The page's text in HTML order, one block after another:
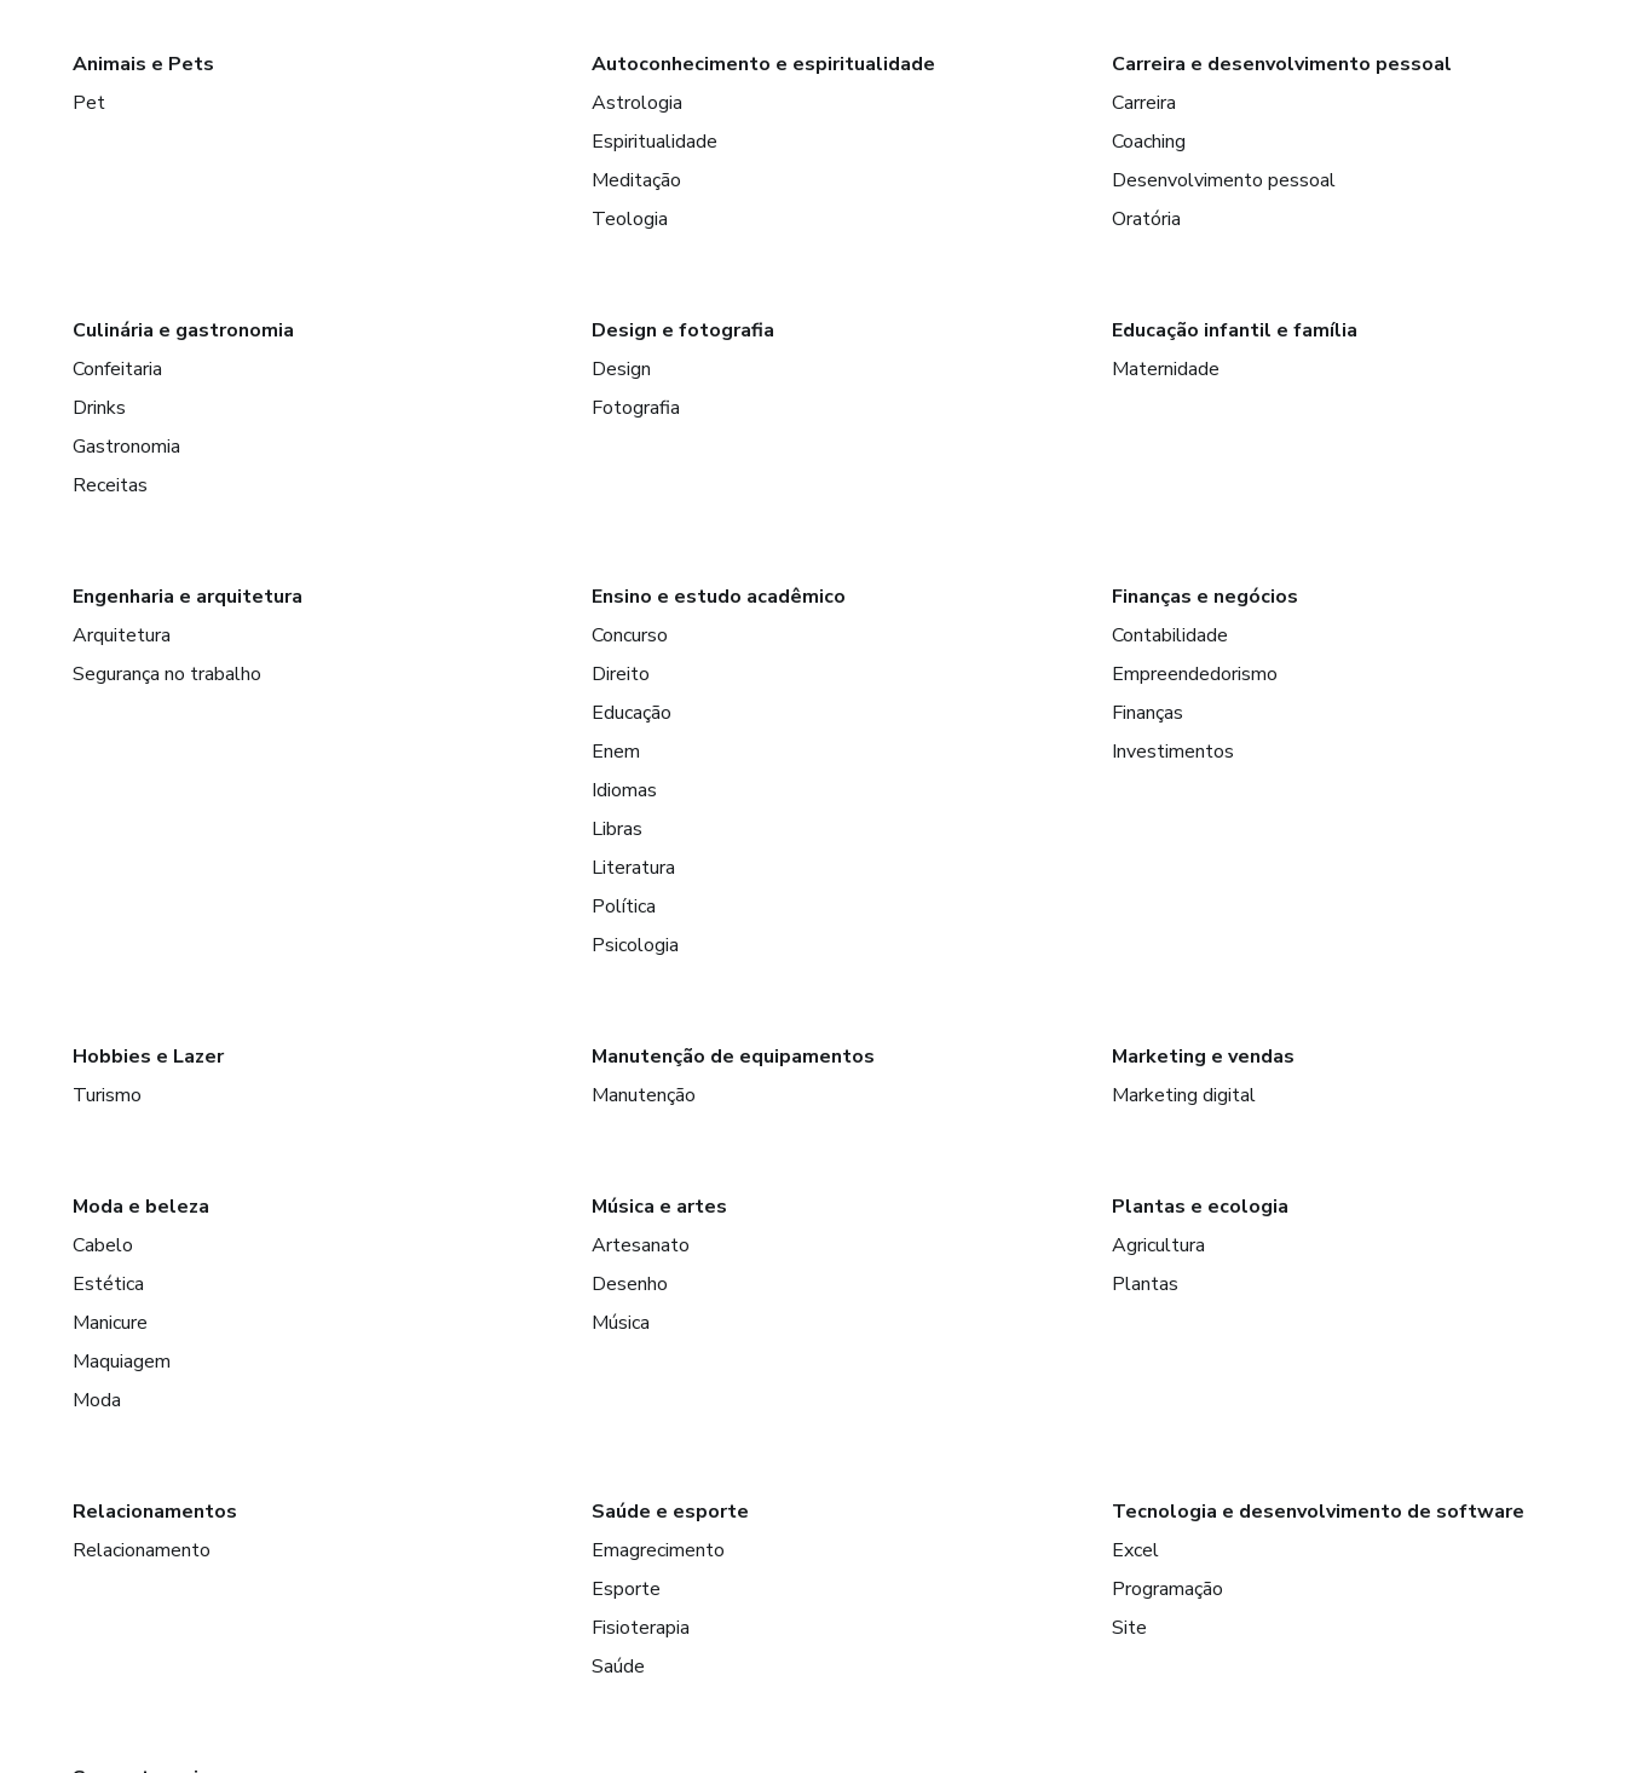
Animais e Pets
Pet
Autoconhecimento e espiritualidade
Astrologia
Espiritualidade
Meditação
Teologia
Carreira e desenvolvimento pessoal
Carreira
Coaching
Desenvolvimento pessoal
Oratória
Culinária e gastronomia
Confeitaria
Drinks
Gastronomia
Receitas
Design e fotografia
Design
Fotografia
Educação infantil e família
Maternidade
Engenharia e arquitetura
Arquitetura
Segurança no trabalho
Ensino e estudo acadêmico
Concurso
Direito
Educação
Enem
Idiomas
Libras
Literatura
Política
Psicologia
Finanças e negócios
Contabilidade
Empreendedorismo
Finanças
Investimentos
Hobbies e Lazer
Turismo
Manutenção de equipamentos
Manutenção
Marketing e vendas
Marketing digital
Moda e beleza
Cabelo
Estética
Manicure
Maquiagem
Moda
Música e artes
Artesanato
Desenho
Música
Plantas e ecologia
Agricultura
Plantas
Relacionamentos
Relacionamento
Saúde e esporte
Emagrecimento
Esporte
Fisioterapia
Saúde
Tecnologia e desenvolvimento de software
Excel
Programação
Site